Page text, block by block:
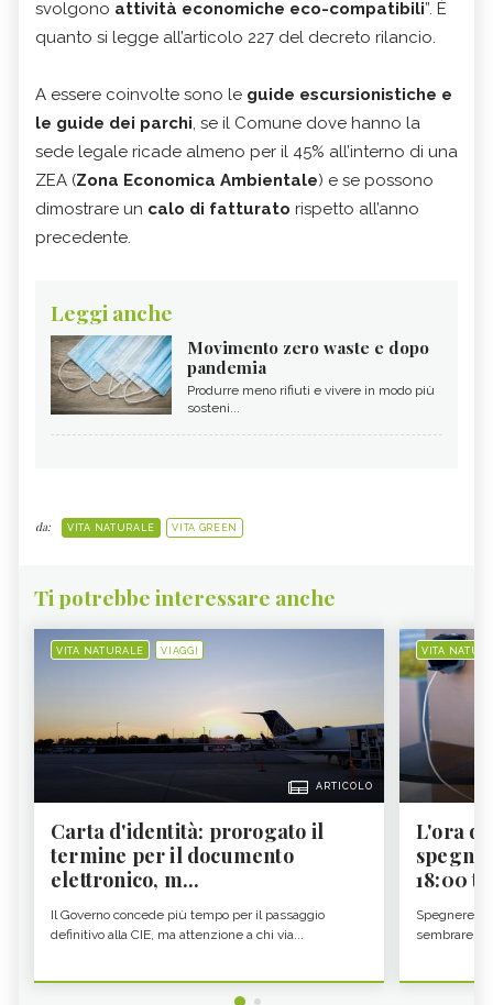
svolgono attività economiche eco-compatibili”. È
quanto si legge all’articolo 227 del decreto rilancio.
A essere coinvolte sono le guide escursionistiche e
le guide dei parchi, se il Comune dove hanno la
sede legale ricade almeno per il 45% all’interno di una
ZEA (Zona Economica Ambientale) e se possono
dimostrare un calo di fatturato rispetto all’anno
precedente.
Leggi anche
Movimento zero waste e dopo
pandemia
Produrre meno rifiuti e vivere in modo più
sosteni...
da: VITA NATURALE VITA GREEN
Ti potrebbe interessare anche
VITA NATURALE VIAGGI
ARTICOLO
Carta d'identità: prorogato il
termine per il documento
elettronico, m...
Il Governo concede più tempo per il passaggio
definitivo alla CIE, ma attenzione a chi via...
VITA
L'ora
18:00 ti
Spegnere lo
sembrare